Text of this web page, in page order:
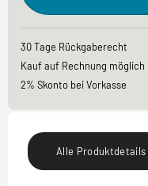
30 Tage Rückgaberecht
Kauf auf Rechnung möglich
2% Skonto bei Vorkasse
Alle Produktdetails